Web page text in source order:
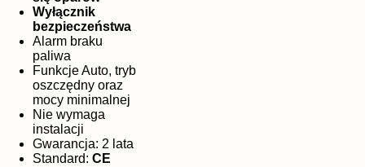
Wyłącznik
bezpieczeństwa
Alarm braku
paliwa
Funkcje Auto, tryb
oszczędny oraz
mocy minimalnej
Nie wymaga
instalacji
Gwarancja: 2 lata
Standard: CE